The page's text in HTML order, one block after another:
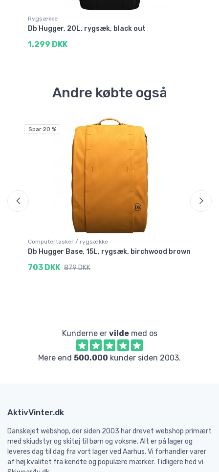
Rygsække
Db Hugger, 20L, rygsæk, black out
1.299 DKK
Andre købte også
Spar 20 %
Computertasker / rygsække
Db Hugger Base, 15L, rygsæk, birchwood brown
703 DKK 879 DKK
Kunderne er vildemed os
Mere end 500.000 kunder siden 2003.
AktivVinter.dk
Danskejet webshop, der siden 2003 har drevet webshop primært
med skiudstyr og skitøj til børn og voksne. Alt er på lager og
leveres dag til dag fra vort lager ved Aarhus. Vi forhandler varer
af høj kvalitet fra kendte og populære mærker. Tidligere hed vi